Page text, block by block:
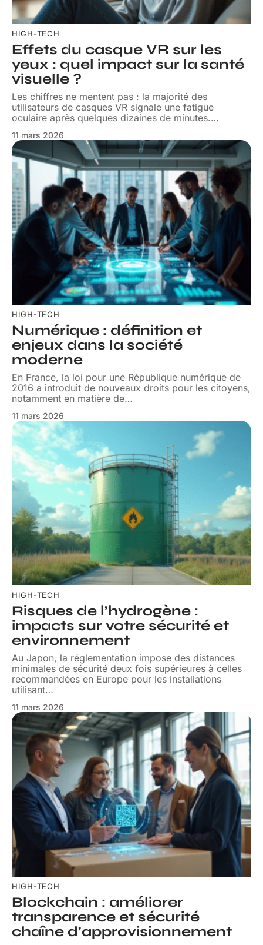
HIGH-TECH
Effets du casque VR sur les
yeux : quel impact sur la santé
visuelle ?
Les chiffres ne mentent pas : la majorité des
utilisateurs de casques VR signale une fatigue
oculaire après quelques dizaines de minutes.…
11 mars 2026
HIGH-TECH
Numérique : définition et
enjeux dans la société
moderne
En France, la loi pour une République numérique de
2016 a introduit de nouveaux droits pour les citoyens,
notamment en matière de…
11 mars 2026
HIGH-TECH
Risques de l’hydrogène :
impacts sur votre sécurité et
environnement
Au Japon, la réglementation impose des distances
minimales de sécurité deux fois supérieures à celles
recommandées en Europe pour les installations
utilisant…
11 mars 2026
HIGH-TECH
Blockchain : améliorer
transparence et sécurité
chaîne d’approvisionnement